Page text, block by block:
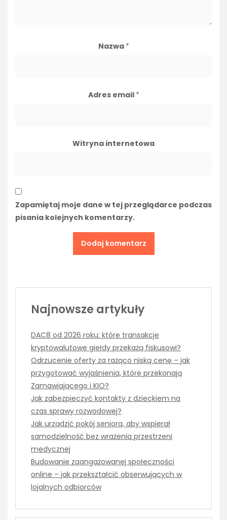
Nazwa *
Adres email *
Witryna internetowa
Zapamiętaj moje dane w tej przeglądarce podczas
pisania kolejnych komentarzy.
Najnowsze artykuły
DAC8 od 2026 roku: które transakcje
kryptowalutowe giełdy przekażą fiskusowi?
Odrzucenie oferty za rażąco niską cenę – jak
przygotować wyjaśnienia, które przekonają
Zamawiającego i KIO?
Jak zabezpieczyć kontakty z dzieckiem na
czas sprawy rozwodowej?
Jak urządzić pokój seniora, aby wspierał
samodzielność bez wrażenia przestrzeni
medycznej
Budowanie zaangażowanej społeczności
online – jak przekształcić obserwujących w
lojalnych odbiorców